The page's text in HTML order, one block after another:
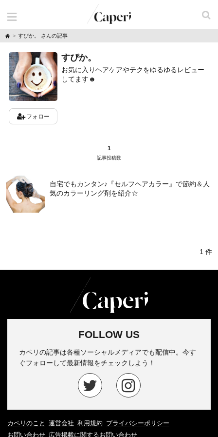
H
o
e
すぴか。 さんの記事
フォロー
すぴか。
お気に入りヘアケアやテクをゆるゆるレビュー
してます☻
1
記事投稿数
自宅でもカンタン♪『セルフヘアカラー』で節約＆人
気のカラーリング剤を紹介☆
1 件
FOLLOW US
カペリの記事は各種ソーシャルメディアでも配信中。今す
ぐフォローして最新情報をチェックしよう！
カペリのこと 運営会社 利用規約 プライバシーポリシー
お問い合わせ 広告掲載に関するお問い合わせ